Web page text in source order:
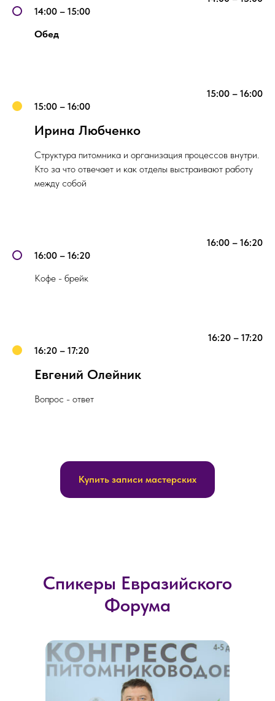
14:00 – 15:00
Обед
15:00 – 16:00
15:00 – 16:00
Ирина Любченко
Структура питомника и организация процессов внутри.
Кто за что отвечает и как отделы выстраивают работу
между собой
16:00 – 16:20
16:00 – 16:20
Кофе - брейк
16:20 – 17:20
16:20 – 17:20
Евгений Олейник
Вопрос - ответ
Купить записи мастерских
Спикеры Евразийского
Форума